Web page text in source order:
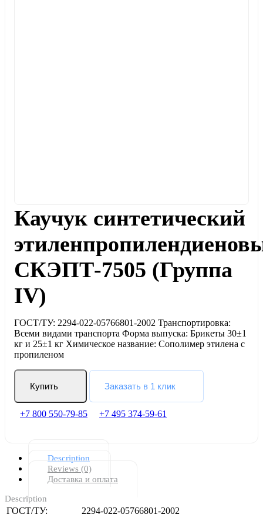
Каучук синтетический
СКЭПТ-7505 (Группа
IV)
ГОСТ/ТУ: 2294-022-05766801-2002 Транспортировка:
Всеми видами транспорта Форма выпуска: Брикеты 30±1
кг и 25±1 кг Химическое название: Сополимер этилена с
пропиленом
Купить Заказать в 1 клик
+7 800 550-79-85 +7 495 374-59-61
Description
Reviews (0)
Доставка и оплата
Description
ГОСТ/ТУ:
2294-022-05766801-2002